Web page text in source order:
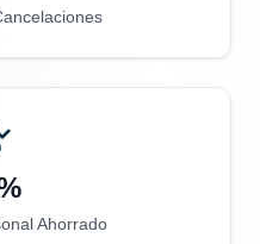
Ahorrado